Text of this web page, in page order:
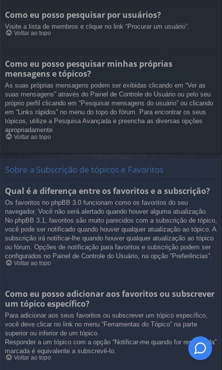
Como eu posso pesquisar por usuários?
Visite a lista de membros e clique no link “Procurar um usuário”.
Voltar ao topo
Como eu posso pesquisar minhas próprias
mensagens e tópicos?
As suas próprias mensagens podem ser exibidas clicando em “Ver as
suas mensagens” através do Painel de Controle do Usuário ou pelo seu
próprio perfil clicando em “Pesquisar mensagens do usuário” ou clicando
em “Links rápidos” no menu do topo do fórum. Para encontrar os seus
tópicos, utilize a Pesquisa Avançada e preencha as diversas opções
apropriadamente.
Voltar ao topo
Sobre a Subscrição de tópicos e Favoritos
Qual é a diferença entre os favoritos e a subscrição?
Os favoritos no phpBB 3.0 funcionam como os favoritos do seu
navegador. Você não será alertado quando houver alguma atualização.
No phpBB 3.1, favoritos são muito parecidos com a subscrição de tópico,
você pode ser notificado quando houver qualquer atualização ao tópico. A
subscrição irá notificar-lhe quando houver qualquer atualização ao tópico
ou fórum. Opções de notificação para favoritos e subscrição podem ser
configurados no Painel de Controle do Usuário, na opção “Preferências”.
Voltar ao topo
Como eu posso adicionar aos favoritos ou subscrever
um tópico específico?
Para adicionar aos seus favoritos ou subscrever um tópico específico,
você deve clicar no link no menu “Ferramentas do Tópico” na parte
superior ou inferior de um tópico.
Responder a um tópico com a opção “Notificar-me quando for respondida”
marcada é equivalente a subscrevê-lo.
Voltar ao topo